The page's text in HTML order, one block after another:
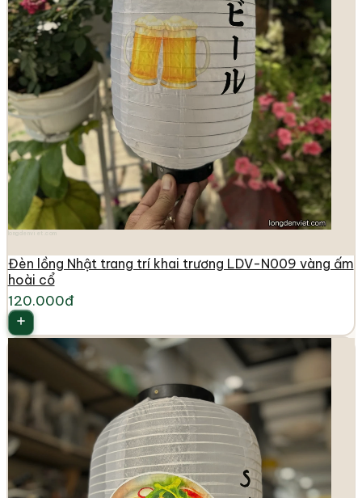
Đèn lồng Nhật trang trí khai trương LDV-N009 vàng ấm
hoài cổ
120.000đ